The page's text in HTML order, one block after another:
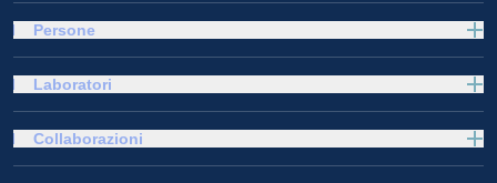
Persone
Laboratori
Collaborazioni